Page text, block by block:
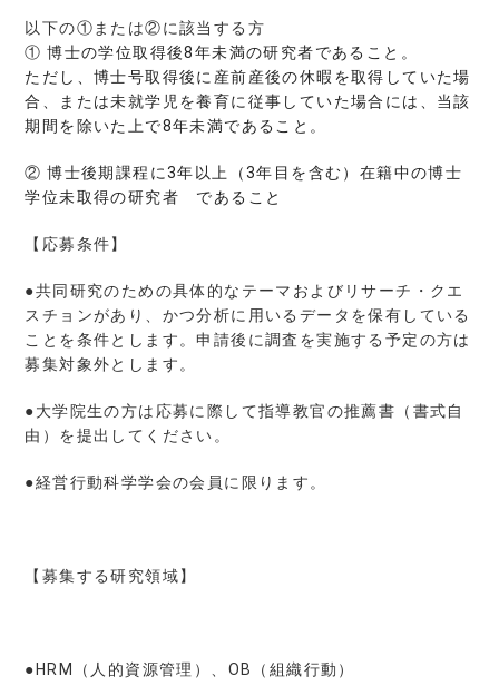
以下の①または②に該当する方
①博士の学位取得後8年未満の研究者であること。
ただし、博士号取得後に産前産後の休暇を取得していた場
合、または未就学児を養育に従事していた場合には、当該
期間を除いた上で8年未満であること。
②博士後期課程に3年以上（3年目を含む）在籍中の博士
学位未取得の研究者 であること
【応募条件】
●共同研究のための具体的なテーマおよびリサーチ・クエ
スチョンがあり、かつ分析に用いるデータを保有している
ことを条件とします。申請後に調査を実施する予定の方は
募集対象外とします。
●大学院生の方は応募に際して指導教官の推薦書（書式自
由）を提出してください。
●経営行動科学学会の会員に限ります。
【募集する研究領域】
●HRM（人的資源管理）、OB（組織行動）